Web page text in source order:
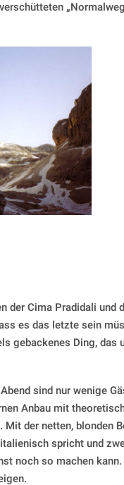
der Cima Pradidali und
es das letzte sein
gebackenes Ding,
sind nur wenige
Anbau mit
der netten, blonden
spricht und
noch so machen